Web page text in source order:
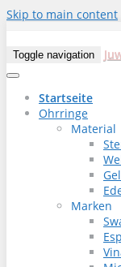
Skip to main content
Toggle navigation
Startseite
Ohrringe
Material
Marken